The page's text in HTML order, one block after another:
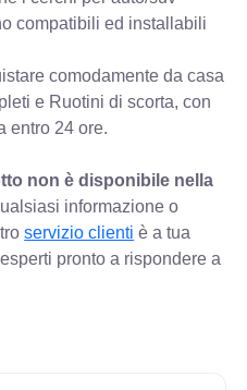
compatibili ed installabili
comodamente da casa
e Ruotini di scorta, con
entro 24 ore.
non è disponibile nella
informazione o
servizio clienti è a tua
pronto a rispondere a